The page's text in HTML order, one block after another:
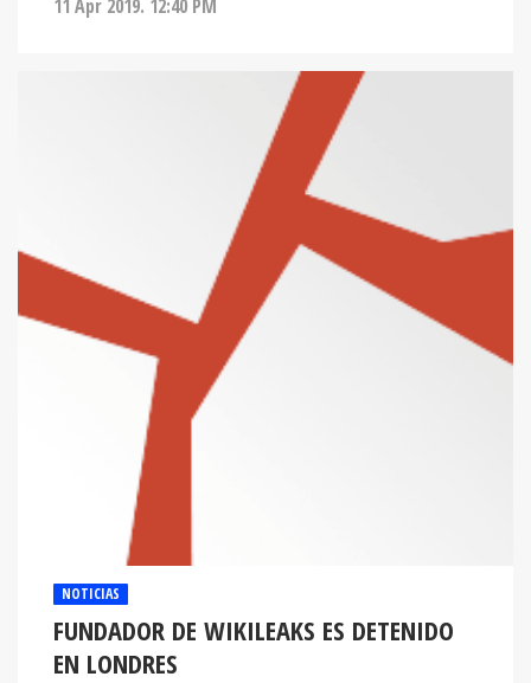
11 Apr 2019. 12:40 PM
NOTICIAS
FUNDADOR DE WIKILEAKS ES DETENIDO
EN LONDRES